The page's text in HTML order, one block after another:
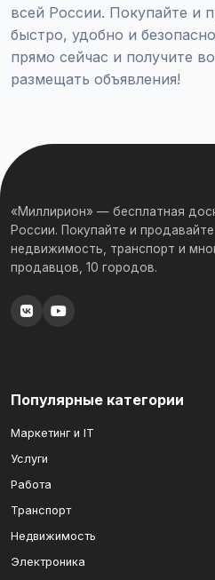
всей России. Покупайте и
быстро, удобно и
прямо сейчас и получите
размещать объявления!
«Миллирион» — бесплатная
России. Покупайте и
недвижимость, транспорт и
продавцов, 10 городов.
Популярные категории
Маркетинг и IT
Услуги
Работа
Транспорт
Недвижимость
Электроника